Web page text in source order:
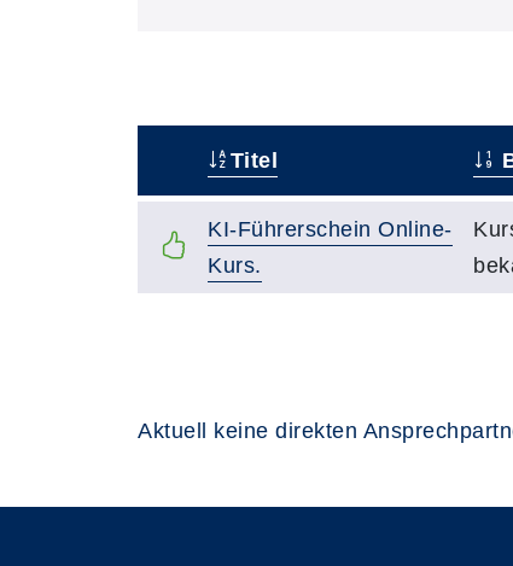
Titel
KI-Führerschein Online-
Kurs.
Aktuell keine direkten